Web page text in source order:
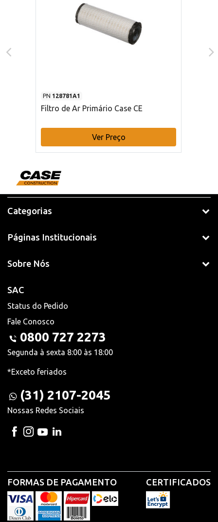
PN 128781A1
Filtro de Ar Primário Case CE
Ver Preço
Categorias
Páginas Institucionais
Sobre Nós
SAC
Status do Pedido
Fale Conosco
0800 727 2273
Segunda à sexta 8:00 às 18:00
*Exceto feriados
(31) 2107-2045
Nossas Redes Sociais
FORMAS DE PAGAMENTO CERTIFICADOS